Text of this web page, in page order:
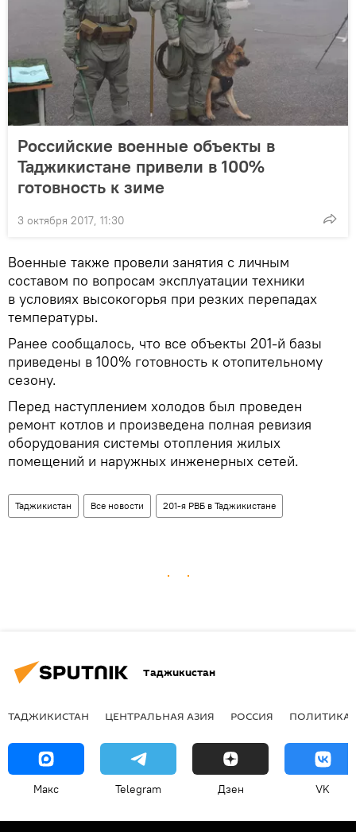
Российские военные объекты в
Таджикистане привели в 100%
готовность к зиме
3 октября 2017, 11:30
Военные также провели занятия с личным
составом по вопросам эксплуатации техники
в условиях высокогорья при резких перепадах
температуры.
Ранее сообщалось, что все объекты 201-й базы
приведены в 100% готовность к отопительному
сезону.
Перед наступлением холодов был проведен
ремонт котлов и произведена полная ревизия
оборудования системы отопления жилых
помещений и наружных инженерных сетей.
Таджикистан Все новости 201-я РВБ в Таджикистане
Таджикистан
ТАДЖИКИСТАН ЦЕНТРАЛЬНАЯ АЗИЯ РОССИЯ ПОЛИТИКА
Макс Telegram Дзен VK